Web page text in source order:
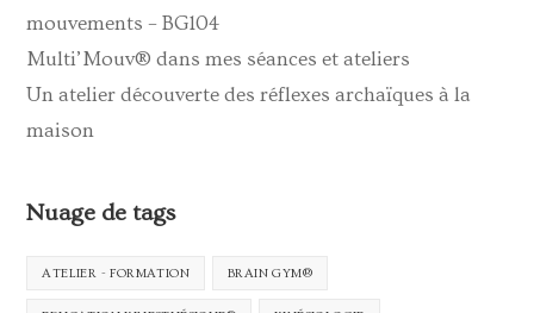
mouvements – BG104
Multi’Mouv® dans mes séances et ateliers
Un atelier découverte des réflexes archaïques à la
maison
Nuage de tags
ATELIER - FORMATION BRAIN GYM®